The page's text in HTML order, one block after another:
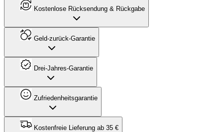
Kostenlose Rücksendung & Rückgabe
Geld-zurück-Garantie
Drei-Jahres-Garantie
Zufriedenheitsgarantie
Kostenfreie Lieferung ab 35 €